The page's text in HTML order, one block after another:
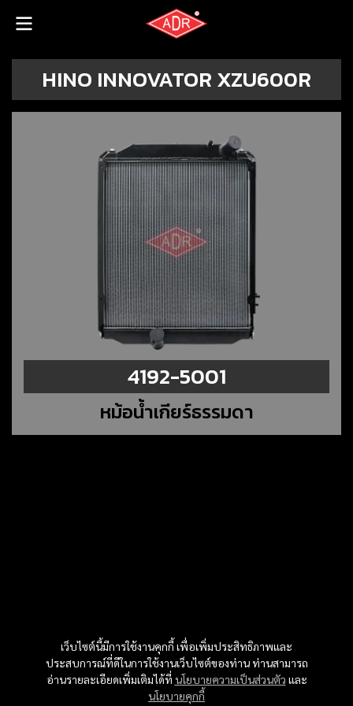
HINO INNOVATOR XZU600R
4192-5001
หม้อน้ำเกียร์ธรรมดา
เว็บไซต์นี้มีการใช้งานคุกกี้ เพื่อเพิ่มประสิทธิภาพและ
ประสบการณ์ที่ดีในการใช้งานเว็บไซต์ของท่าน ท่านสามารถ
อ่านรายละเอียดเพิ่มเติมได้ที่ นโยบายความเป็นส่วนตัว และ
นโยบายคุกกี้